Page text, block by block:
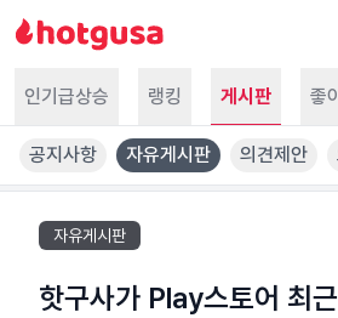
인기급상승 랭킹 게시판 좋
공지사항 자유게시판 의견제안
자유게시판
핫구사가 Play스토어 최